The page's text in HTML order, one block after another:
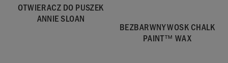
OTWIERACZ DO PUSZEK
ANNIE SLOAN
BEZBARWNY WOSK CHALK
PAINT™ WAX